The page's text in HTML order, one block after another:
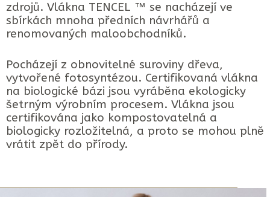
zdrojů. Vlákna TENCEL ™ se nacházejí ve
sbírkách mnoha předních návrhářů a
renomovaných maloobchodníků.
Pocházejí z obnovitelné suroviny dřeva,
vytvořené fotosyntézou. Certifikovaná vlákna
na biologické bázi jsou vyráběna ekologicky
šetrným výrobním procesem. Vlákna jsou
certifikována jako kompostovatelná a
biologicky rozložitelná, a proto se mohou plně
vrátit zpět do přírody.